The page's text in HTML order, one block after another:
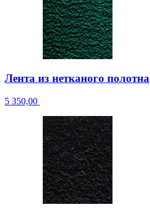
Лента из нетканого полотна
5 350,00